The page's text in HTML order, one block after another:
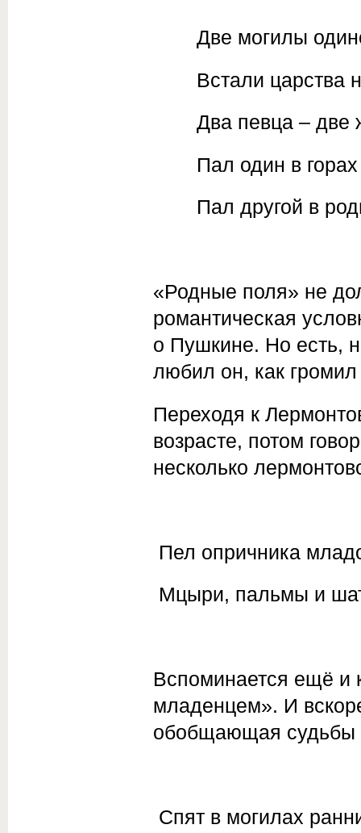
Две могилы
Встали царства
Два певца – две
Пал один в
Пал другой в
«Родные поля» не
романтическая
о Пушкине. Но есть,
любил он, как громил
Переходя к
возрасте, потом
несколько
Пел опричника
Мцыри, пальмы и
Вспоминается ещё и
младенцем». И
обобщающая судьбы
Спят в могилах